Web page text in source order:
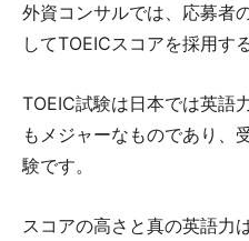
外資コンサルでは、応募者
してTOEICスコアを採用す
TOEIC試験は日本では英語
もメジャーなものであり、
験です。
スコアの高さと真の英語力